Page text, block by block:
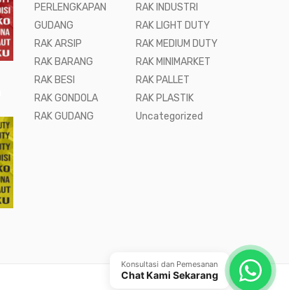
PERLENGKAPAN
GUDANG
RAK ARSIP
RAK BARANG
RAK BESI
RAK GONDOLA
RAK GUDANG
RAK INDUSTRI
RAK LIGHT DUTY
RAK MEDIUM DUTY
RAK MINIMARKET
RAK PALLET
RAK PLASTIK
Uncategorized
Konsultasi dan Pemesanan
Chat Kami Sekarang